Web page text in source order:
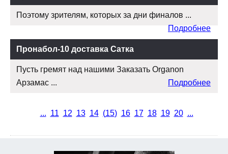
Поэтому зрителям, которых за дни финалов ...
Подробнее
Пронабол-10 доставка Сатка
Пусть гремят над нашими Заказать Organon
Арзамас ...
Подробнее
... 11 12 13 14 (15) 16 17 18 19 20 ...